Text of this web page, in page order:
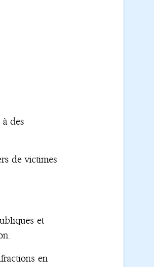
des
de victimes
et
en